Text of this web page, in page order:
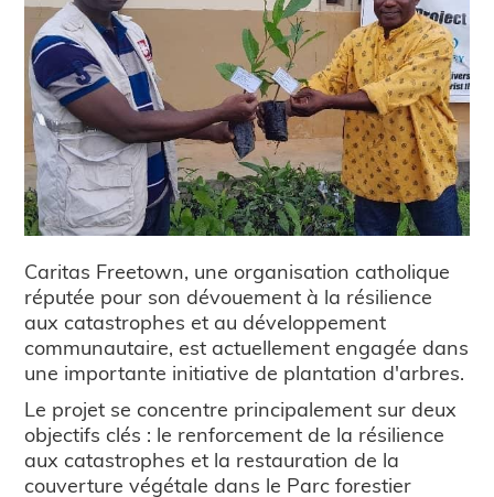
Caritas Freetown, une organisation catholique
réputée pour son dévouement à la résilience
aux catastrophes et au développement
communautaire, est actuellement engagée dans
une importante initiative de plantation d'arbres.
Le projet se concentre principalement sur deux
objectifs clés : le renforcement de la résilience
aux catastrophes et la restauration de la
couverture végétale dans le Parc forestier